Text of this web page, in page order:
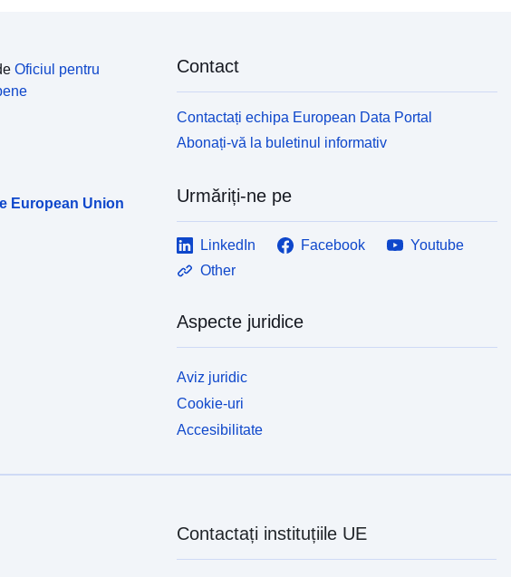
Oficiul pentru
European Union
Contact
Contactați echipa European Data Portal
Abonați-vă la buletinul informativ
Urmăriți-ne pe
LinkedIn Facebook
Youtube
Other
Aspecte juridice
Aviz juridic
Cookie-uri
Accesibilitate
Contactați instituțiile UE